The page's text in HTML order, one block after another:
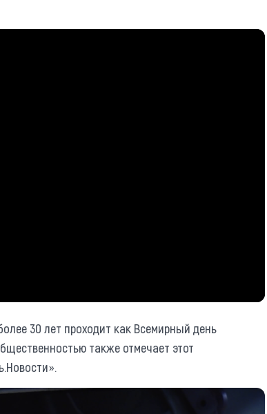
30 лет проходит как Всемирный день
также отмечает этот